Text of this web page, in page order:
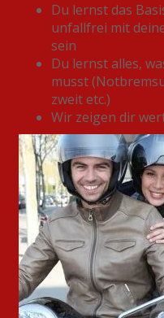
Du lernst das
unfallfrei mit
sein
Du lernst alles,
musst
zweit etc.)
Wir zeigen dir